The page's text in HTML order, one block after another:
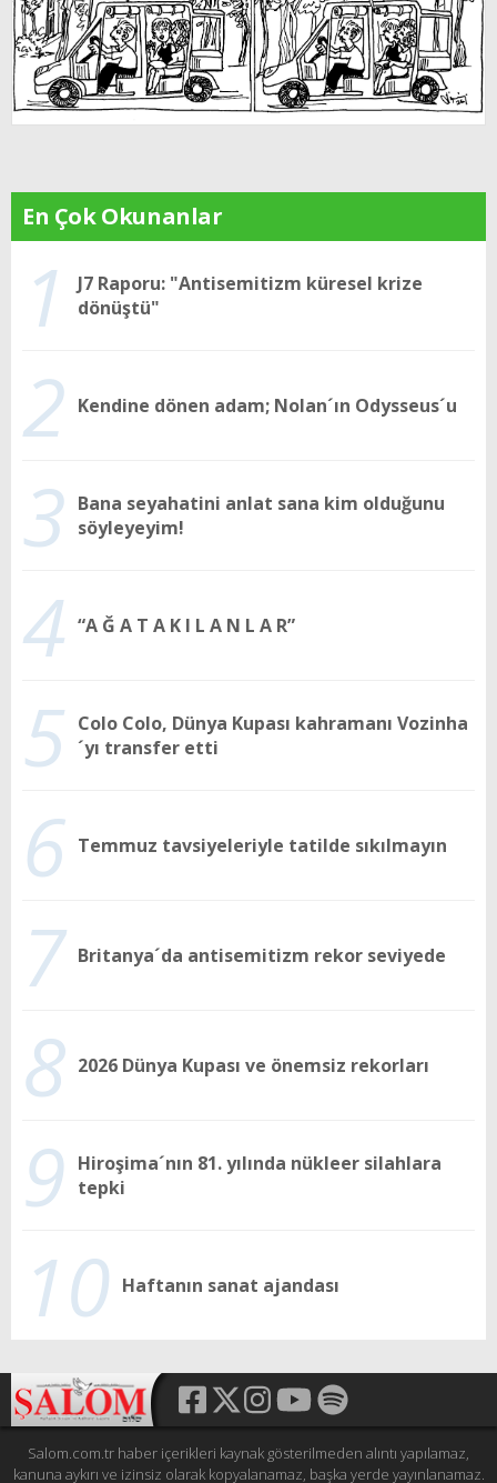
En Çok Okunanlar
1
J7 Raporu: "Antisemitizm küresel krize
dönüştü"
2 Kendine dönen adam; Nolan´ın Odysseus´u
3 Bana seyahatini anlat sana kim olduğunu
söyleyeyim!
4 “A Ğ A T A K I L A N L A R”
5 Colo Colo, Dünya Kupası kahramanı Vozinha
´yı transfer etti
6 Temmuz tavsiyeleriyle tatilde sıkılmayın
7 Britanya´da antisemitizm rekor seviyede
8 2026 Dünya Kupası ve önemsiz rekorları
9
Hiroşima´nın 81. yılında nükleer silahlara
tepki
10 Haftanın sanat ajandası
Salom.com.tr haber içerikleri kaynak gösterilmeden alıntı yapılamaz,
kanuna aykırı ve izinsiz olarak kopyalanamaz, başka yerde yayınlanamaz.